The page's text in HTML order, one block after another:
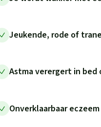
Jeukende, rode of
Astma verergert in
Onverklaarbaar